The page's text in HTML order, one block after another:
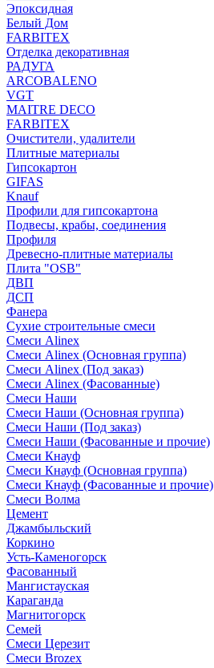
Эпоксидная
Белый Дом
FARBITEX
Отделка декоративная
РАДУГА
ARCOBALENO
VGT
MAITRE DECO
FARBITEX
Очистители, удалители
Плитные материалы
Гипсокартон
GIFAS
Knauf
Профили для гипсокартона
Подвесы, крабы, соединения
Профиля
Древесно-плитные материалы
Плита "OSB"
ДВП
ДСП
Фанера
Сухие строительные смеси
Смеси Alinex
Смеси Alinex (Основная группа)
Смеси Alinex (Под заказ)
Смеси Alinex (Фасованные)
Смеси Наши
Смеси Наши (Основная группа)
Смеси Наши (Под заказ)
Смеси Наши (Фасованные и прочие)
Смеси Кнауф
Смеси Кнауф (Основная группа)
Смеси Кнауф (Фасованные и прочие)
Смеси Волма
Цемент
Джамбыльский
Коркино
Усть-Каменогорск
Фасованный
Мангистауская
Караганда
Магнитогорск
Семей
Смеси Церезит
Смеси Brozex